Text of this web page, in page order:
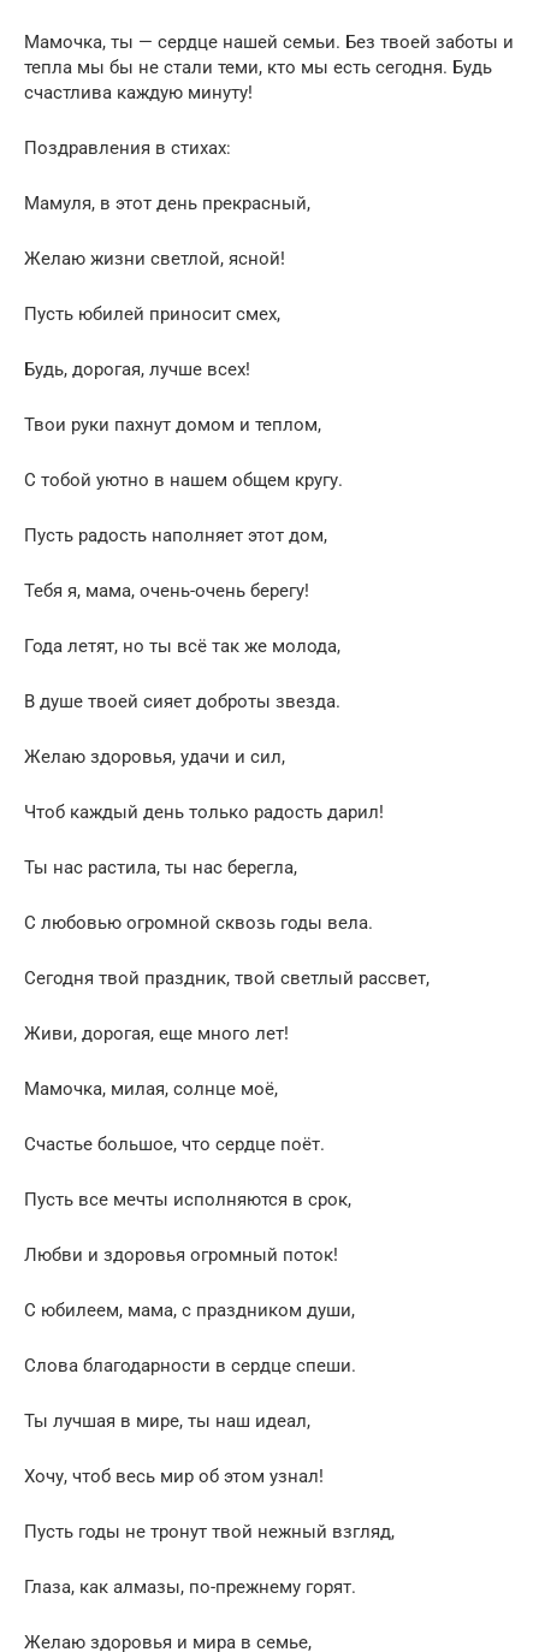
Мамочка, ты — сердце нашей семьи. Без твоей заботы и
тепла мы бы не стали теми, кто мы есть сегодня. Будь
счастлива каждую минуту!
Поздравления в стихах:
Мамуля, в этот день прекрасный,
Желаю жизни светлой, ясной!
Пусть юбилей приносит смех,
Будь, дорогая, лучше всех!
Твои руки пахнут домом и теплом,
С тобой уютно в нашем общем кругу.
Пусть радость наполняет этот дом,
Тебя я, мама, очень-очень берегу!
Года летят, но ты всё так же молода,
В душе твоей сияет доброты звезда.
Желаю здоровья, удачи и сил,
Чтоб каждый день только радость дарил!
Ты нас растила, ты нас берегла,
С любовью огромной сквозь годы вела.
Сегодня твой праздник, твой светлый рассвет,
Живи, дорогая, еще много лет!
Мамочка, милая, солнце моё,
Счастье большое, что сердце поёт.
Пусть все мечты исполняются в срок,
Любви и здоровья огромный поток!
С юбилеем, мама, с праздником души,
Слова благодарности в сердце спеши.
Ты лучшая в мире, ты наш идеал,
Хочу, чтоб весь мир об этом узнал!
Пусть годы не тронут твой нежный взгляд,
Глаза, как алмазы, по-прежнему горят.
Желаю здоровья и мира в семье,